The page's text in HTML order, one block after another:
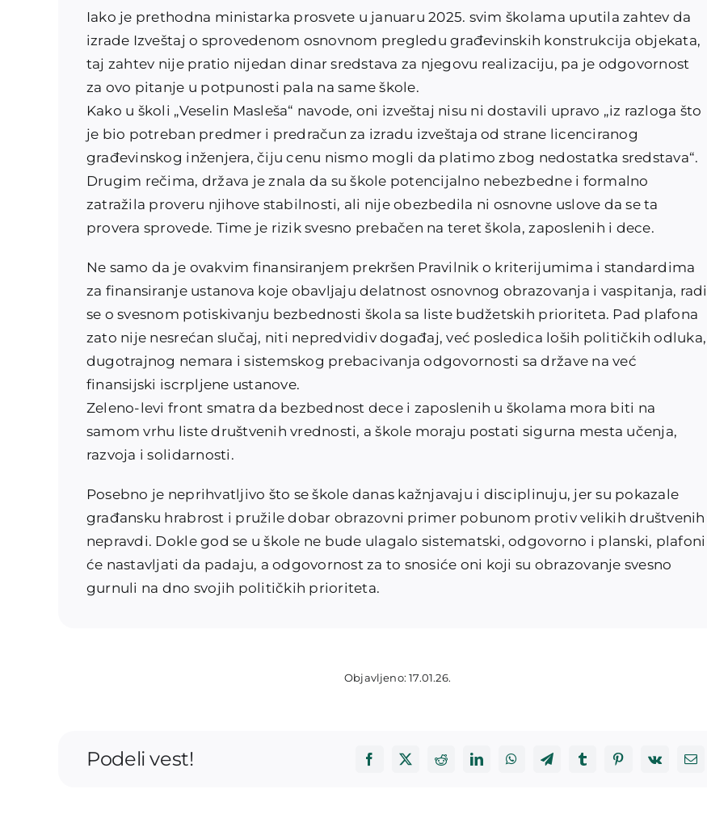
Iako je prethodna ministarka prosvete u januaru 2025. svim školama uputila zahtev da
izrade Izveštaj o sprovedenom osnovnom pregledu građevinskih konstrukcija objekata,
taj zahtev nije pratio nijedan dinar sredstava za njegovu realizaciju, pa je odgovornost
za ovo pitanje u potpunosti pala na same škole.
Kako u školi „Veselin Masleša“ navode, oni izveštaj nisu ni dostavili upravo „iz razloga što
je bio potreban predmer i predračun za izradu izveštaja od strane licenciranog
građevinskog inženjera, čiju cenu nismo mogli da platimo zbog nedostatka sredstava“.
Drugim rečima, država je znala da su škole potencijalno nebezbedne i formalno
zatražila proveru njihove stabilnosti, ali nije obezbedila ni osnovne uslove da se ta
provera sprovede. Time je rizik svesno prebačen na teret škola, zaposlenih i dece.
Ne samo da je ovakvim finansiranjem prekršen Pravilnik o kriterijumima i standardima
za finansiranje ustanova koje obavljaju delatnost osnovnog obrazovanja i vaspitanja, radi
se o svesnom potiskivanju bezbednosti škola sa liste budžetskih prioriteta. Pad plafona
zato nije nesrećan slučaj, niti nepredvidiv događaj, već posledica loših političkih odluka,
dugotrajnog nemara i sistemskog prebacivanja odgovornosti sa države na već
finansijski iscrpljene ustanove.
Zeleno-levi front smatra da bezbednost dece i zaposlenih u školama mora biti na
samom vrhu liste društvenih vrednosti, a škole moraju postati sigurna mesta učenja,
razvoja i solidarnosti.
Posebno je neprihvatljivo što se škole danas kažnjavaju i disciplinuju, jer su pokazale
građansku hrabrost i pružile dobar obrazovni primer pobunom protiv velikih društvenih
nepravdi. Dokle god se u škole ne bude ulagalo sistematski, odgovorno i planski, plafoni
će nastavljati da padaju, a odgovornost za to snosiće oni koji su obrazovanje svesno
gurnuli na dno svojih političkih prioriteta.
Objavljeno: 17.01.26.
Podeli vest!